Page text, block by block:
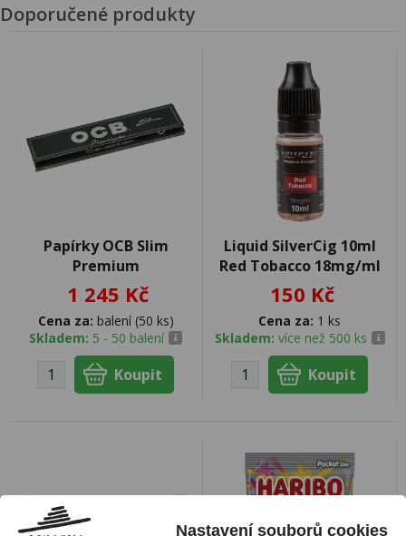
Doporučené produkty
Papírky OCB Slim
Premium
1 245 Kč
Cena za: balení (50 ks)
Skladem: 5 - 50 balení
Liquid SilverCig 10ml
Red Tobacco 18mg/ml
150 Kč
Cena za: 1 ks
Skladem: více než 500 ks
Nastavení souborů cookies